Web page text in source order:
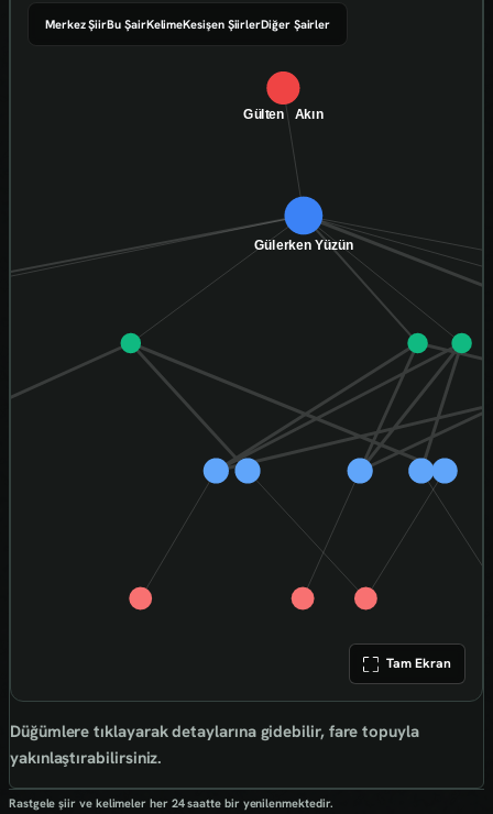
Tam Ekran
Merkez ŞiirBu ŞairKelimeKesişen ŞiirlerDiğer Şairler
Düğümlere tıklayarak detaylarına gidebilir, fare topuyla
yakınlaştırabilirsiniz.
Rastgele şiir ve kelimeler her 24 saatte bir yenilenmektedir.